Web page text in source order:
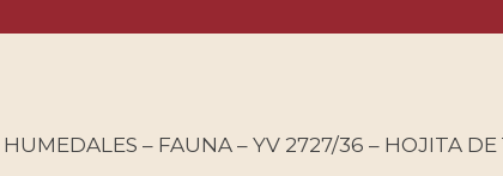
– FAUNA – YV 2727/36 – HOJITA DE